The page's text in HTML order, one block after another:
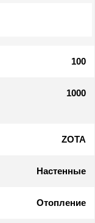
100
1000
ZOTA
Настенные
Отопление